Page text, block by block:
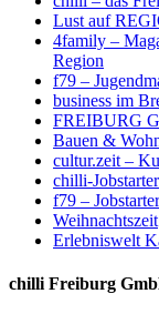
Lust auf
4family –
Region
f79 –
business im
FREIBURG
Bauen &
cultur.zeit –
chilli-Jobstarter
f79 – Jobstarter
Weihnachtszeit
Erlebniswelt
chilli Freiburg